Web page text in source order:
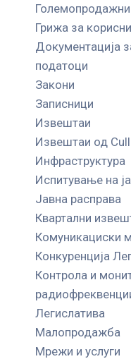
Грижа за
Документација
податоци
Закони
Записници
Извештаи
Извештаи од
Инфраструктура
Испитување на
Јавна расправа
Квартални
Комуникациски
Конкуренција
Контрола и
Легислатива
Малопродажба
Мрежи и услуги